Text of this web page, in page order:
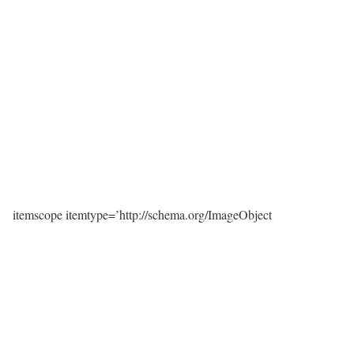
itemscope itemtype=’http://schema.org/ImageObject